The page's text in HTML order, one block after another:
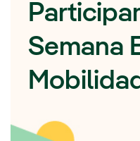
Semana